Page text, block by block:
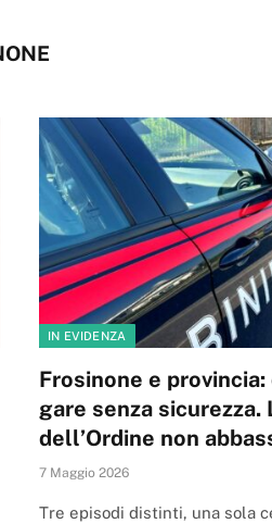
IN EVIDENZA
Frosinone e
gare senza sicurezza.
dell’Ordine non
7 Maggio 2026
Tre episodi distinti, una sola